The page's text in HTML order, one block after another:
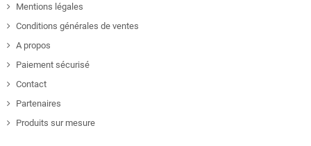
Mentions légales
Conditions générales de ventes
A propos
Paiement sécurisé
Contact
Partenaires
Produits sur mesure